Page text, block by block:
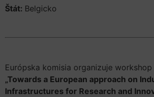
Štát: Belgicko
Európska komisia organizuje
„Towards a European approach on
Infrastructures for Research and